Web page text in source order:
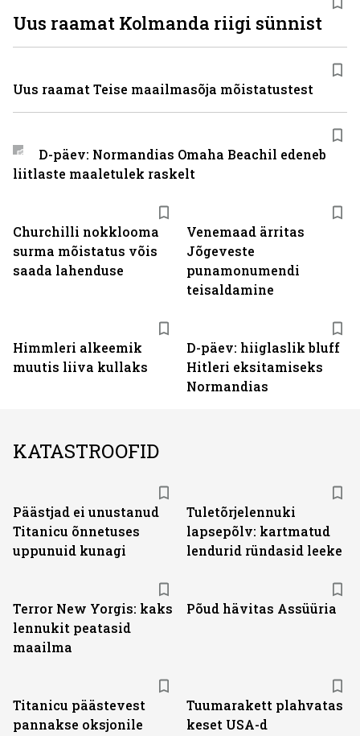
Churchilli nokklooma
surma mõistatus võis
saada lahenduse
Venemaad ärritas
Jõgeveste
punamonumendi
teisaldamine
Himmleri alkeemik
muutis liiva kullaks
D-päev: hiiglaslik bluff
Hitleri eksitamiseks
Normandias
Uus raamat Kolmanda riigi sünnist
Uus raamat Teise maailmasõja mõistatustest
D-päev: Normandias Omaha Beachil edeneb
liitlaste maaletulek raskelt
KATASTROOFID
Päästjad ei unustanud
Titanicu õnnetuses
uppunuid kunagi
Tuletõrjelennuki
lapsepõlv: kartmatud
lendurid ründasid leeke
Terror New Yorgis: kaks
lennukit peatasid
maailma
Põud hävitas Assüüria
Titanicu päästevest
pannakse oksjonile
Tuumarakett plahvatas
keset USA-d